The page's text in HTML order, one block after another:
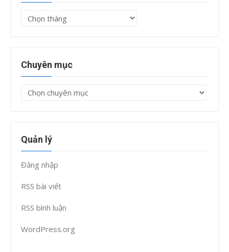
Lưu
Chuyên mục
Chuyên
Quản lý
Đăng nhập
RSS bài viết
RSS bình luận
WordPress.org